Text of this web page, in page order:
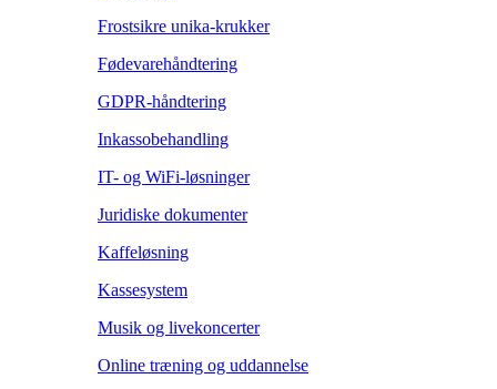
Frostsikre unika-krukker
Fødevarehåndtering
GDPR-håndtering
Inkassobehandling
IT- og WiFi-løsninger
Juridiske dokumenter
Kaffeløsning
Kassesystem
Musik og livekoncerter
Online træning og uddannelse